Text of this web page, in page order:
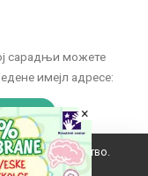
сарадњи можете
имејл адресе:
ваше искуство.
×